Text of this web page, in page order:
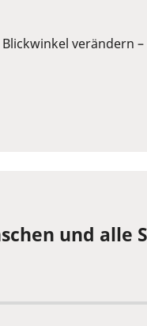
verändern –
und alle